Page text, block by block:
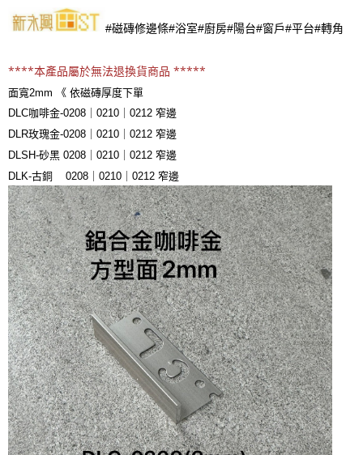
#磁磚修邊條#浴室#廚房#陽台#窗戶#平台#轉角
****本產品屬於無法退換貨商品 *****
面寬2mm 《 依磁磚厚度下單
DLC咖啡金-0208｜0210｜0212 窄邊
DLR玫瑰金-0208｜0210｜0212 窄邊
DLSH-砂黑 0208｜0210｜0212 窄邊
DLK-古銅 0208｜0210｜0212 窄邊